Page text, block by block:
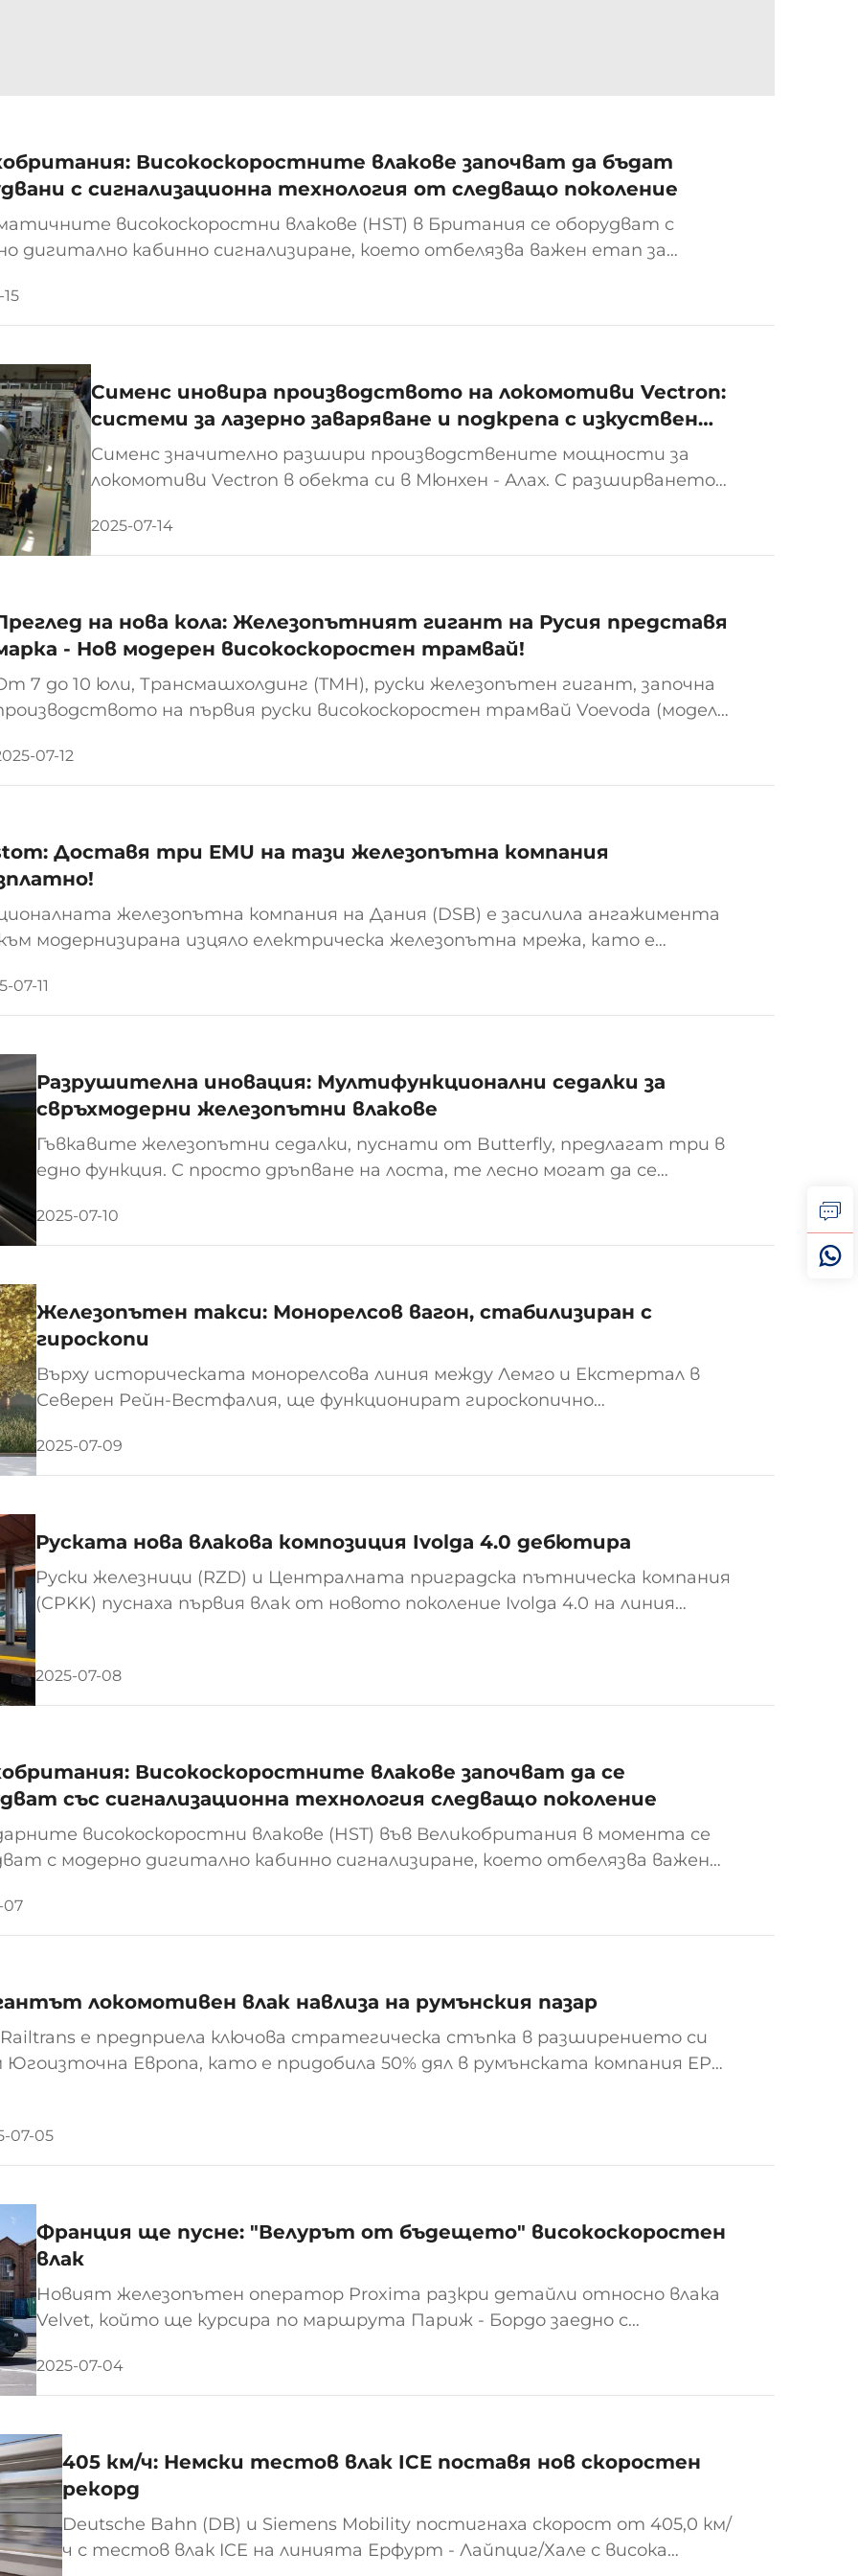
Високоскоростните влакове започват да бъдат
с сигнализационна технология от следващо поколение
високоскоростни влакове (HST) в Британия се оборудват с
дигитално кабинно сигнализиране, което отбелязва важен етап за
Rail 200. Шестнадесет двигателя клас 43 се...
Сименс иновира производството на локомотиви Vectron:
системи за лазерно заваряване и подкрепа с изкуствен
интелект
Сименс значително разшири производствените мощности за
локомотиви Vectron в обекта си в Мюнхен - Алaх. С разширването
капацитета да произвежда до 385 локомотива и 180 вагона
Vectouro...
2025-07-14
на нова кола: Железопътният гигант на Русия представя
- Нов модерен високоскоростен трамвай!
7 до 10 юли, Трансмашхолдинг (TMH), руски железопътен гигант, започна
на първия руски високоскоростен трамвай Voevoda (модел
Планира се серийно производство...
07-12
Доставя три EMU на тази железопътна компания
железопътна компания на Дания (DSB) е засилила ангажимента
модернизирана изцяло електрическа железопътна мрежа, като е
(EMU) от Alstom. Това новообявено решение води до...
07-11
Разрушителна иновация: Мултифункционални седалки за
свръхмодерни железопътни влакове
Гъвкавите железопътни седалки, пуснати от Butterfly, предлагат три в
едно функция. С просто дръпване на лоста, те лесно могат да се
лаундж или дори в режим на напълно равна легла м...
2025-07-10
Железопътен такси: Монорелсов вагон, стабилизиран с
гироскопи
Върху историческата монорелсова линия между Лемго и Екстертал в
Северен Рейн-Вестфалия, ще функционират гироскопично
на патерностър. Пътниците могат да поръчат железопътния такси,
за да пътуват самотно до села или...
2025-07-09
Руската нова влакова композиция Ivolga 4.0 дебютира
Руски железници (RZD) и Централната приградска пътническа компания
(CPKK) пуснаха първия влак от новото поколение Ivolga 4.0 на линия
в мащабната програма за модернизация на пригородния транспорт в
региона Москва.
2025-07-08
Високоскоростните влакове започват да се
със сигнализационна технология следващо поколение
високоскоростни влакове (HST) във Великобритания в момента се
с модерно дигитално кабинно сигнализиране, което отбелязва важен
по Rail 200. Поради този повод...
07
локомотивен влак навлиза на румънския пазар
Railtrans е предприела ключова стратегическа стъпка в разширението си
Югоизточна Европа, като е придобила 50% дял в румънската компания EP
става част от международна мрежа и получава достъп до напреднали
и съвременно технологично оборудване.
07-05
Франция ще пусне: "Велурът от бъдещето" високоскоростен
влак
Новият железопътен оператор Proxima разкри детайли относно влака
Velvet, който ще курсира по маршрута Париж - Бордо заедно с
френския железопътен пазар, на кратко Proxima изглежда като...
2025-07-04
405 км/ч: Немски тестов влак ICE поставя нов скоростен
рекорд
Deutsche Bahn (DB) и Siemens Mobility постигнаха скорост от 405,0 км/
ч с тестов влак ICE на линията Ерфурт - Лайпциг/Хале с висока